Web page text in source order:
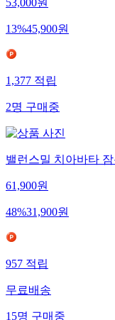
53,000원
13%45,900원
1,377적립
2명구매중
밸런스밀 치아바타
61,900원
48%31,900원
957적립
무료배송